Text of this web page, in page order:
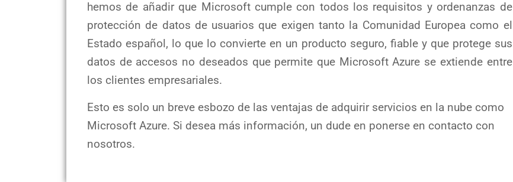
hemos de añadir que Microsoft cumple con todos los requisitos y ordenanzas de
protección de datos de usuarios que exigen tanto la Comunidad Europea como el
Estado español, lo que lo convierte en un producto seguro, fiable y que protege sus
datos de accesos no deseados que permite que Microsoft Azure se extiende entre
los clientes empresariales.
Esto es solo un breve esbozo de las ventajas de adquirir servicios en la nube como
Microsoft Azure. Si desea más información, un dude en ponerse en contacto con
nosotros.